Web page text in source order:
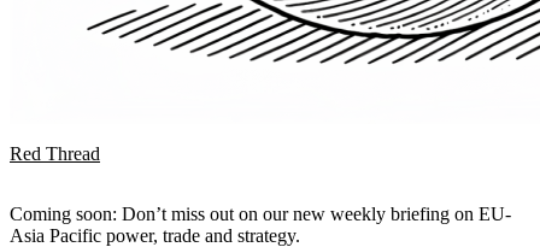
Red Thread
Coming soon: Don’t miss out on our new weekly briefing on EU-
Asia Pacific power, trade and strategy.